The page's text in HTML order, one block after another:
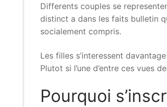
Differents couples se
distinct a dans les faits bulletin
socialement compris.
Les filles s’interessent
Plutot si l’une d’entre ces vues
Pourquoi